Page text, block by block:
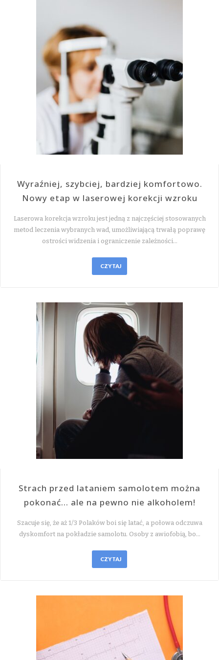
Wyraźniej, szybciej, bardziej komfortowo.
Nowy etap w laserowej korekcji wzroku
Laserowa korekcja wzroku jest jedną z najczęściej stosowanych
metod leczenia wybranych wad, umożliwiającą trwałą poprawę
ostrości widzenia i ograniczenie zależności…
CZYTAJ
Strach przed lataniem samolotem można
pokonać… ale na pewno nie alkoholem!
Szacuje się, że aż 1/3 Polaków boi się latać, a połowa odczuwa
dyskomfort na pokładzie samolotu. Osoby z awiofobią, bo…
CZYTAJ